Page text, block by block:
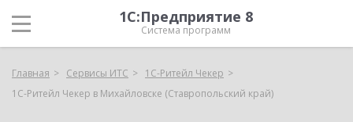
1С:Предприятие 8
Система программ
Главная Сервисы ИТС
1C-Ритейл Чекер
1C-Ритейл Чекер в Михайловске (Ставропольский край)